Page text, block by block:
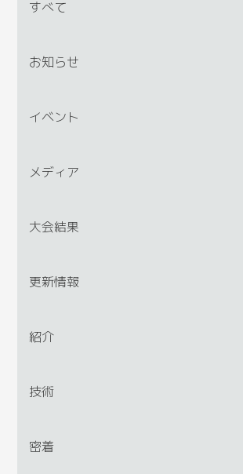
すべて
お知らせ
イベント
メディア
大会結果
更新情報
紹介
技術
密着